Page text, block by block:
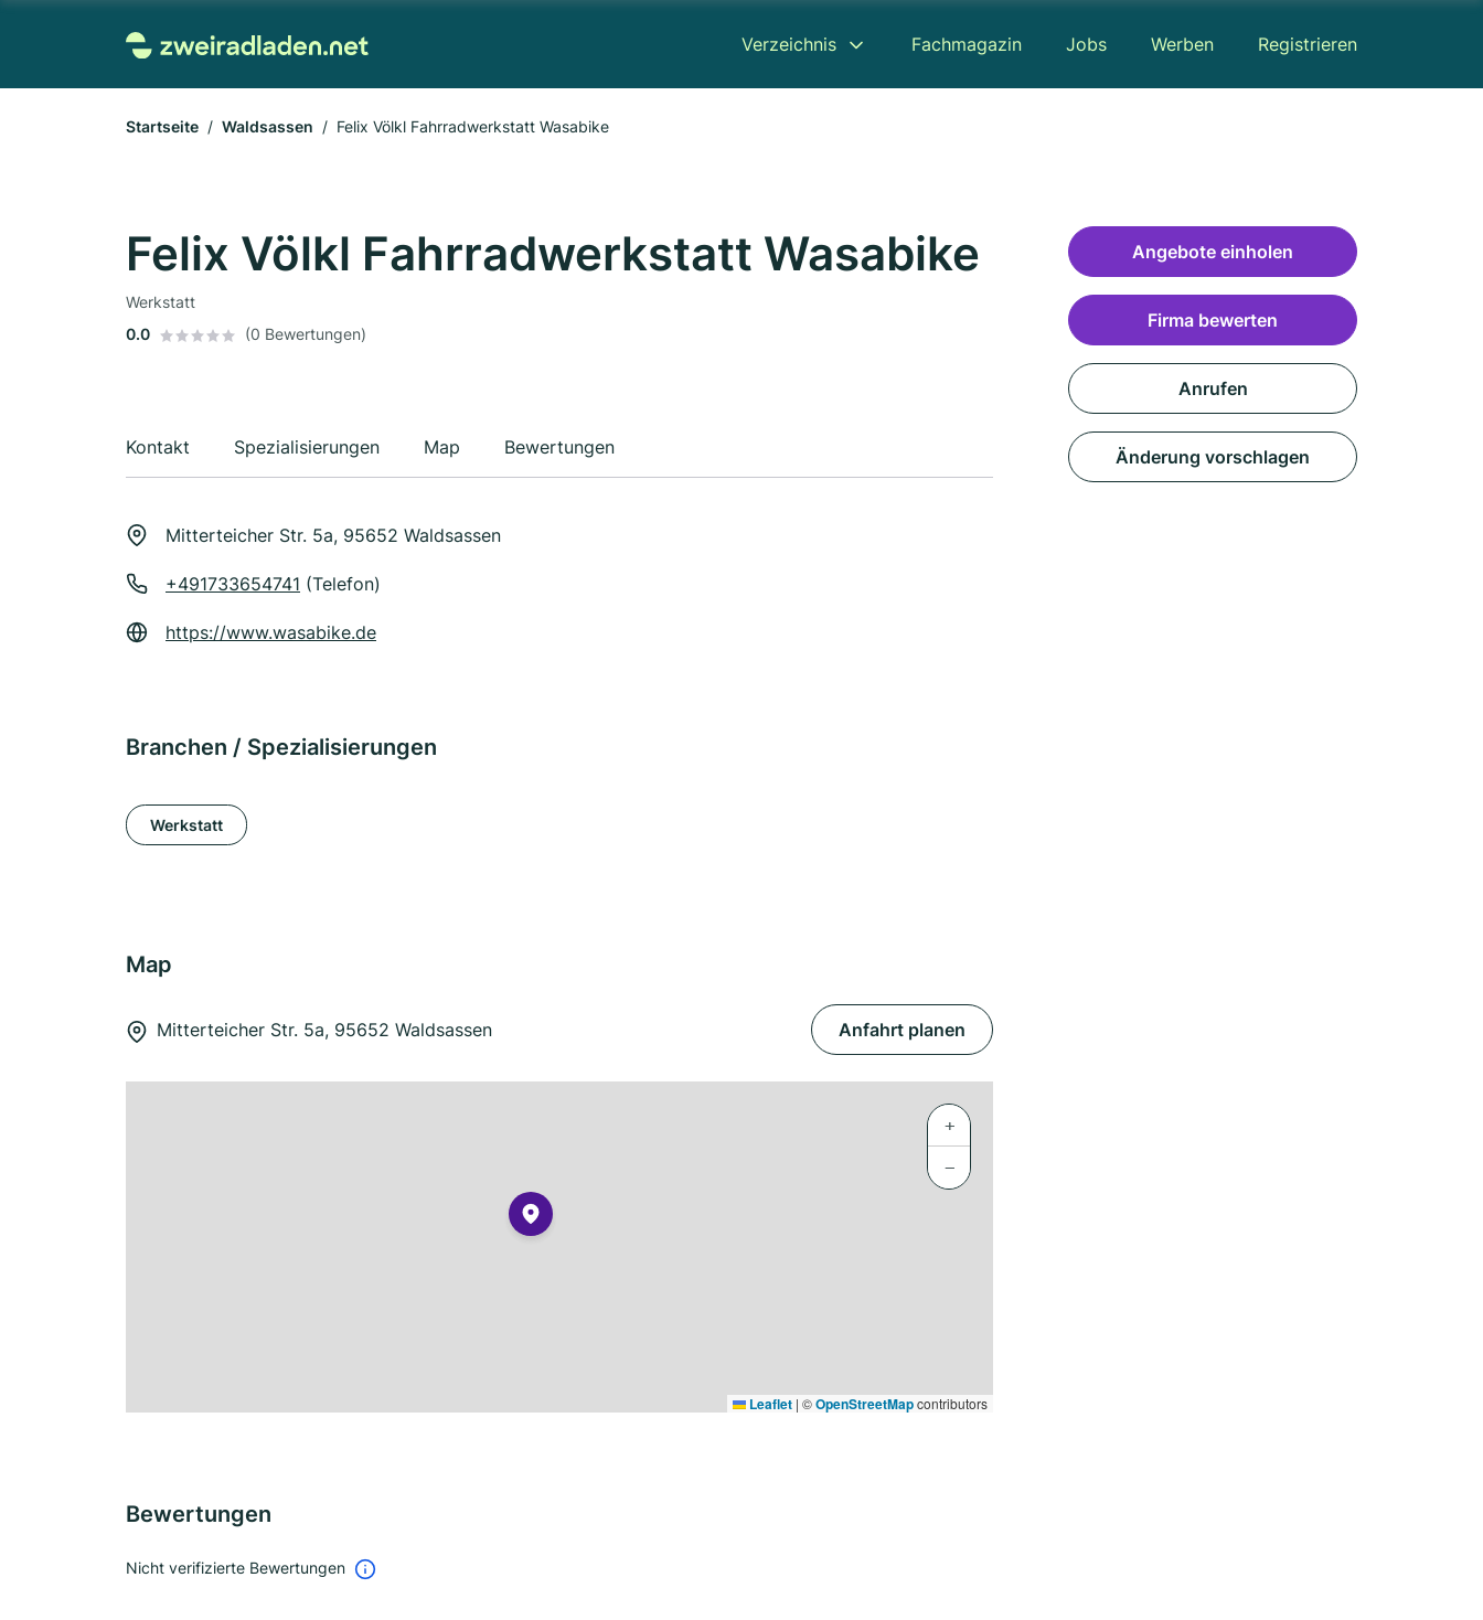
Verzeichnis Fachmagazin Jobs Werben Registrieren
Startseite Waldsassen Felix Völkl Fahrradwerkstatt Wasabike
Felix Völkl Fahrradwerkstatt Wasabike
Werkstatt
0.0
(0 Bewertungen)
Kontakt Spezialisierungen Map Bewertungen
Mitterteicher Str. 5a, 95652 Waldsassen
+491733654741 (Telefon)
https://www.wasabike.de
Branchen / Spezialisierungen
Werkstatt
Map
Mitterteicher Str. 5a, 95652 Waldsassen Anfahrt planen
+
−
Leaflet | ©OpenStreetMapcontributors
Bewertungen
Nicht verifizierte Bewertungen
Angebote einholen
Firma bewerten
Anrufen
Änderung vorschlagen